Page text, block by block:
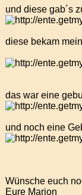
und diese gab´s
diese bekam
das war eine
und noch eine
Wünsche euch
Eure Marion